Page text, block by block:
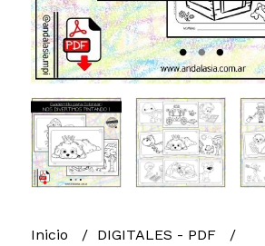
Inicio
DIGITALES - PDF